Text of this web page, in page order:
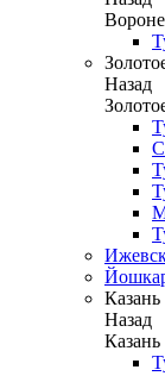
Назад
Казань
Назад
Казань